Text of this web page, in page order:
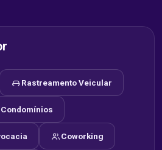
Rastreamento Veicular
Condomínios
Coworking